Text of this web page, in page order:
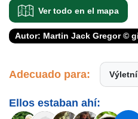
Ver todo en el mapa
Autor: Martin Jack Gregor ©
Adecuado para:
Ellos estaban ahí: